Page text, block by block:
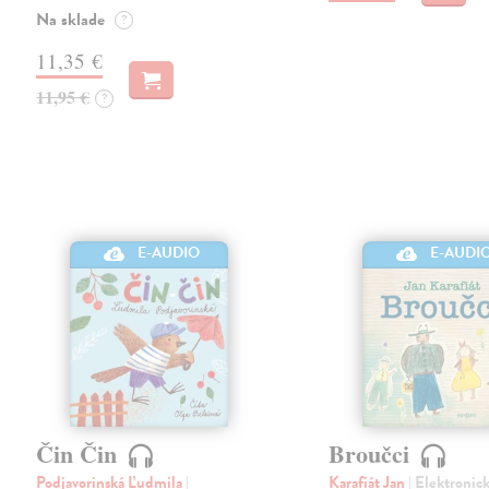
Na sklade ?
11,35 €
11,95 € ?
E-AUDIO
Čin Čin
Podjavorinská Ľudmila|
E-
Broučci
Karafiát Jan |